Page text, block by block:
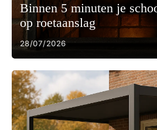
Binnen 5 minuten je
op roetaanslag
28/07/2026